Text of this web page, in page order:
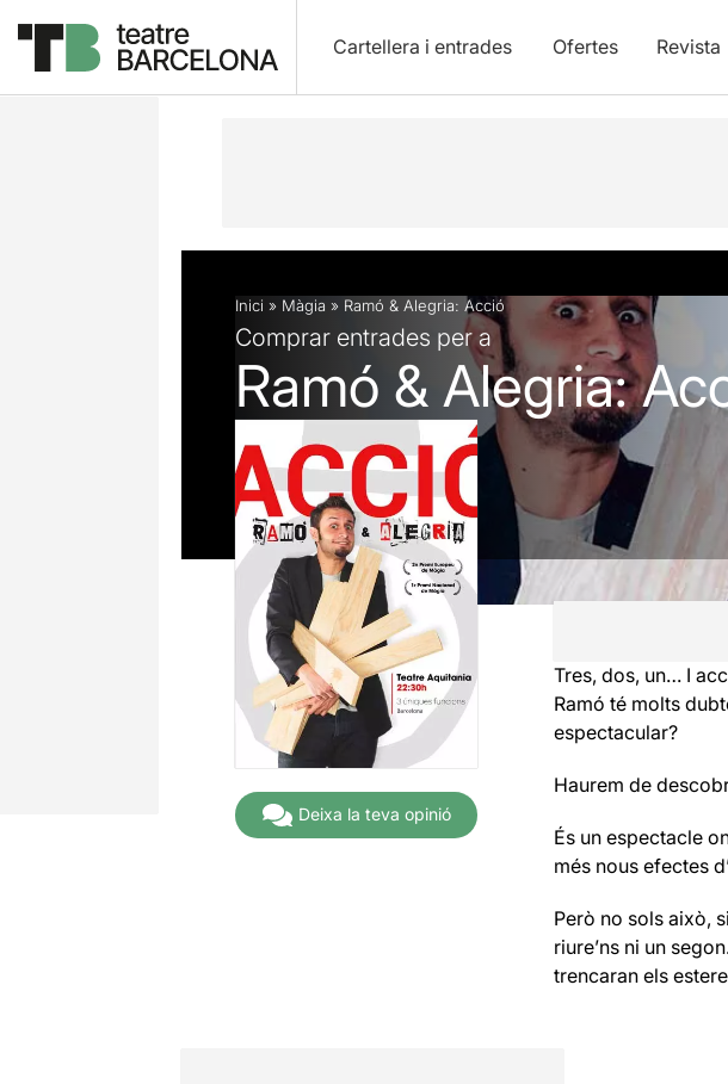
Cartellera i entrades Ofertes Revista
Descripció Fitxa artística
Inici » Màgia » Ramó & Alegria: Acció
Comprar entrades per a
Ramó & Alegria:
Deixa la teva opinió
Tres, dos, un… I
Ramó té molts
espectacular?
Haurem de
És un espectacle
més nous efectes
Però no sols això,
riure’ns ni un
trencaran els